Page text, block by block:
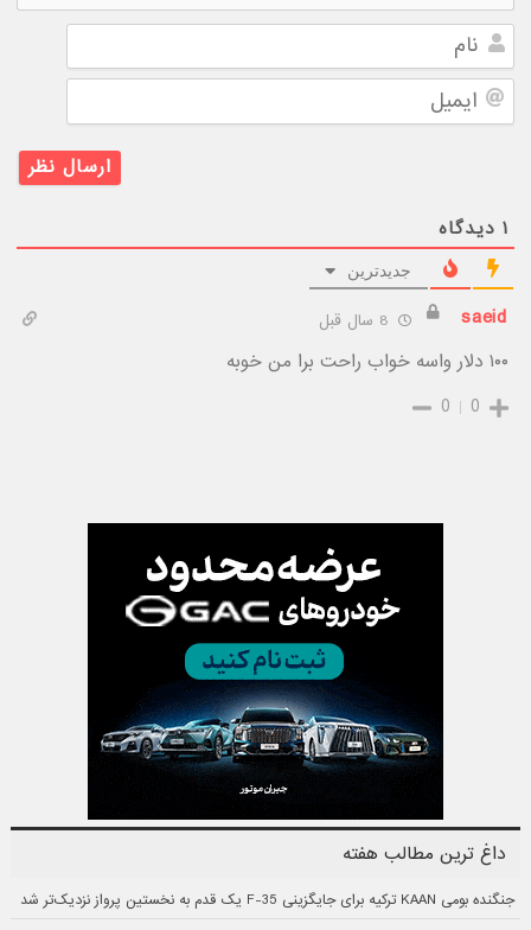
نام
۱ دیدگاه
جدیدترین
saeid
۱۰۰ دلار واسه خواب راحت برا من خوبه
0
0
داغ ترین مطالب هفته
جنگنده بومی KAAN ترکیه برای جایگزینی F-35 یک قدم به نخستین پرواز نزدیک‌تر شد